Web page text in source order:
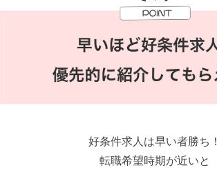
好条件求人は早い者勝ち！
転職希望時期が近いと